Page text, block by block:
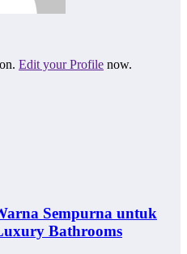
Edit your Profile now.
Sempurna untuk
Bathrooms